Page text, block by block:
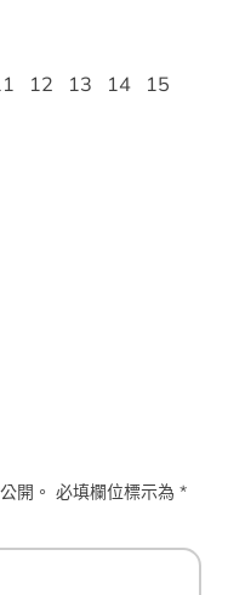
12 13 14 15
開。 必填欄位標示為*